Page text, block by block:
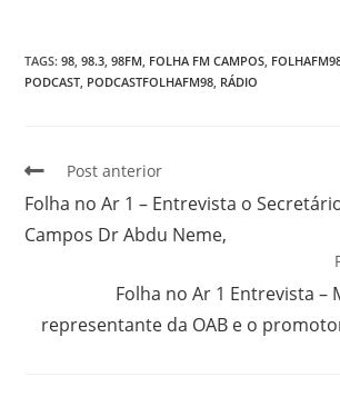
TAGS:98 98.3 98FM FOLHA FM CAMPOS
PODCAST PODCASTFOLHAFM98 RÁDIO
Post anterior
Folha no Ar 1 – Entrevista o
Campos Dr Abdu Neme,
Folha no Ar 1 Entrevista –
representante da OAB e o